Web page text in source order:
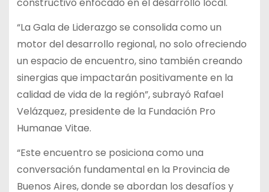
constructivo enfocado en el desarrollo local.
“La Gala de Liderazgo se consolida como un
motor del desarrollo regional, no solo ofreciendo
un espacio de encuentro, sino también creando
sinergias que impactarán positivamente en la
calidad de vida de la región”, subrayó Rafael
Velázquez, presidente de la Fundación Pro
Humanae Vitae.
“Este encuentro se posiciona como una
conversación fundamental en la Provincia de
Buenos Aires, donde se abordan los desafíos y